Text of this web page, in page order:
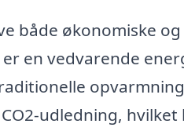
både økonomiske
en vedvarende
udledning,